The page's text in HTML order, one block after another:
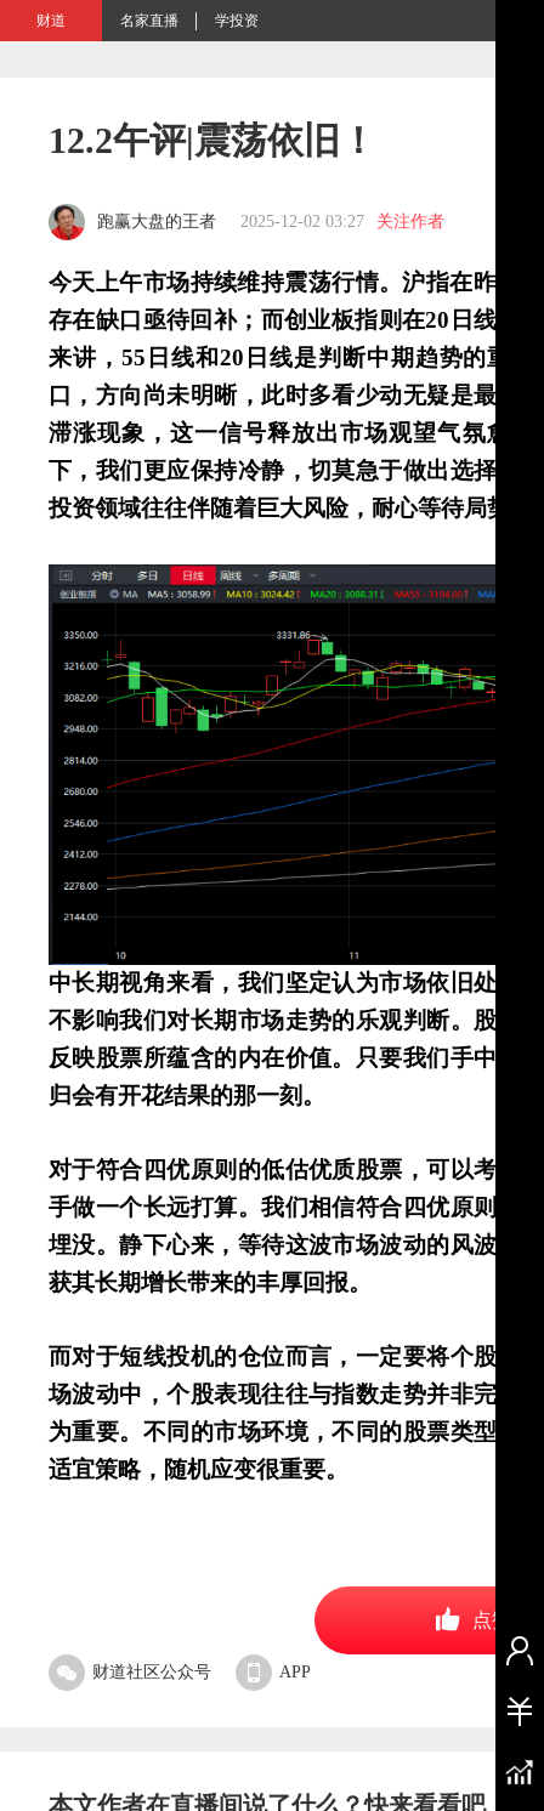
财道 名家直播 学投资
12.2午评|震荡依旧！
跑赢大盘的王者 2025-12-02 03:27 关注作者
今天上午市场持续维持震荡行情。沪指在昨天
存在缺口亟待回补；而创业板指则在20日线与
来讲，55日线和20日线是判断中期趋势的重
口，方向尚未明晰，此时多看少动无疑是最为
滞涨现象，这一信号释放出市场观望气氛愈
下，我们更应保持冷静，切莫急于做出选择，
投资领域往往伴随着巨大风险，耐心等待局势明
中长期视角来看，我们坚定认为市场依旧处于
不影响我们对长期市场走势的乐观判断。股价
反映股票所蕴含的内在价值。只要我们手中持
归会有开花结果的那一刻。
对于符合四优原则的低估优质股票，可以考虑
手做一个长远打算。我们相信符合四优原则的
埋没。静下心来，等待这波市场波动的风波过
获其长期增长带来的丰厚回报。
而对于短线投机的仓位而言，一定要将个股技
场波动中，个股表现往往与指数走势并非完全
为重要。不同的市场环境，不同的股票类型，
适宜策略，随机应变很重要。
点赞
财道社区公众号 APP
本文作者在直播间说了什么？快来看看吧